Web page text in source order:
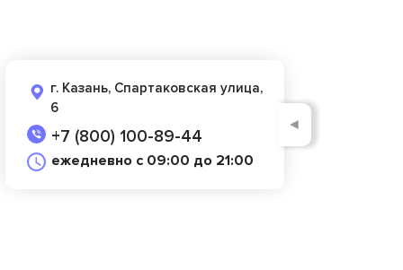
г. Казань, Спартаковская улица,
6
+7 (800) 100-89-44
ежедневно с 09:00 до 21:00
◄